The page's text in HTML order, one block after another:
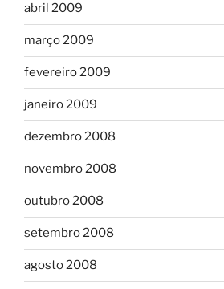
abril 2009
março 2009
fevereiro 2009
janeiro 2009
dezembro 2008
novembro 2008
outubro 2008
setembro 2008
agosto 2008